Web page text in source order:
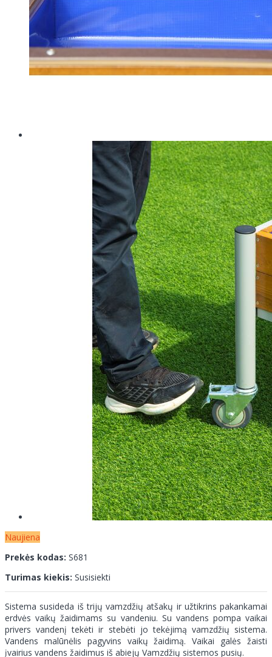
Naujiena
Prekės kodas: S681
Turimas kiekis: Susisiekti
Sistema susideda iš trijų vamzdžių atšakų ir užtikrins pakankamai
erdvės vaikų žaidimams su vandeniu. Su vandens pompa vaikai
privers vandenį tekėti ir stebėti jo tekėjimą vamzdžių sistema.
Vandens malūnėlis pagyvins vaikų žaidimą. Vaikai galės žaisti
įvairius vandens žaidimus iš abiejų Vamzdžių sistemos pusių.